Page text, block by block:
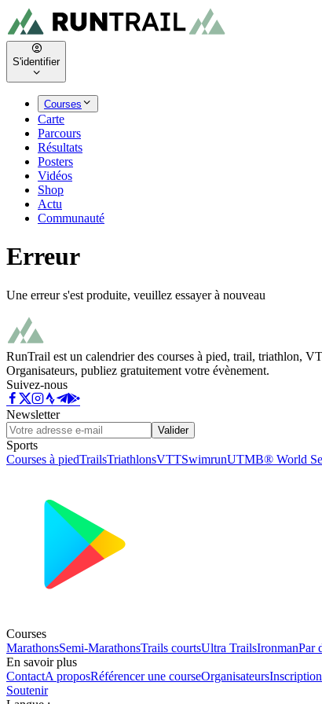
S'identifier
Courses
Carte
Parcours
Résultats
Posters
Vidéos
Shop
Actu
Communauté
Erreur
Une erreur s'est produite, veuillez essayer à nouveau
RunTrail est un calendrier des courses à pied, trail, triathlon,
Organisateurs, publiez gratuitement votre évènement.
Suivez-nous
Newsletter
Valider
Sports
Courses à piedTrailsTriathlonsVTTSwimrunUTMB® World
Courses
MarathonsSemi-MarathonsTrails courtsUltra TrailsIronmanPar
En savoir plus
ContactA proposRéférencer une courseOrganisateurs
Soutenir